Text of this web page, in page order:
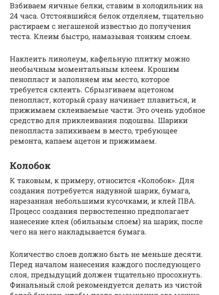
Взбиваем яичные белки, ставим в холодильник на
24 часа. Отстоявшийся белок отделяем, тщательно
растираем с негашеной известью до получения
теста. Клеим быстро, намазывая тонким слоем.
Наклеить линолеум, кафельную плитку можно
необычным моментальным клеем. Крошим
пенопласт и заполняем им место, которое
требуется склеить. Сбрызгиваем ацетоном
пенопласт, который сразу начинает плавиться, и
прижимаем склеиваемые части. Это очень удобное
средство для приклеивания подошвы. Шарики
пенопласта запихиваем в место, требующее
ремонта, капаем ацетон и прижимаем.
Колобок
К таковым, к примеру, относится «Колобок». Для
создания потребуется надувной шарик, бумага,
нарезанная небольшими кусочками, и клей ПВА.
Процесс создания первостепенно предполагает
нанесение клея (обильным слоем) на шарик, после
чего на него накладывается бумага.
Количество слоев должно быть не меньше десяти.
Перед началом нанесения каждого последующего
слоя, предыдущий должен тщательно просохнуть.
Финальный слой рекомендуется делать из чистой